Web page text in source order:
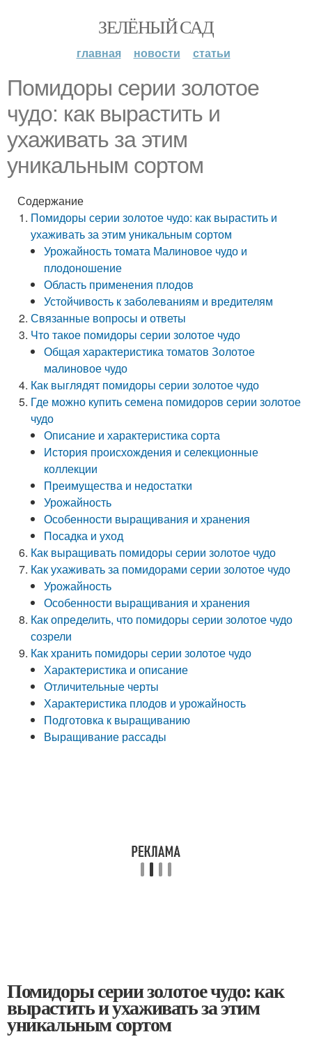
ЗЕЛЁНЫЙ САД
главная новости статьи
Помидоры серии золотое
чудо: как вырастить и
ухаживать за этим
уникальным сортом
Содержание
Помидоры серии золотое чудо: как вырастить и
ухаживать за этим уникальным сортом
Урожайность томата Малиновое чудо и
плодоношение
Область применения плодов
Устойчивость к заболеваниям и вредителям
Связанные вопросы и ответы
Что такое помидоры серии золотое чудо
Общая характеристика томатов Золотое
малиновое чудо
Как выглядят помидоры серии золотое чудо
Где можно купить семена помидоров серии золотое
чудо
Описание и характеристика сорта
История происхождения и селекционные
коллекции
Преимущества и недостатки
Урожайность
Особенности выращивания и хранения
Посадка и уход
Как выращивать помидоры серии золотое чудо
Как ухаживать за помидорами серии золотое чудо
Урожайность
Особенности выращивания и хранения
Как определить, что помидоры серии золотое чудо
созрели
Как хранить помидоры серии золотое чудо
Характеристика и описание
Отличительные черты
Характеристика плодов и урожайность
Подготовка к выращиванию
Выращивание рассады
Помидоры серии золотое чудо: как
вырастить и ухаживать за этим
уникальным сортом